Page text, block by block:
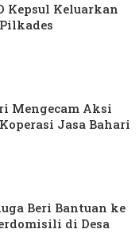
Kepsul Keluarkan
Mengecam Aksi
Jasa Bahari
Beri Bantuan ke
di Desa